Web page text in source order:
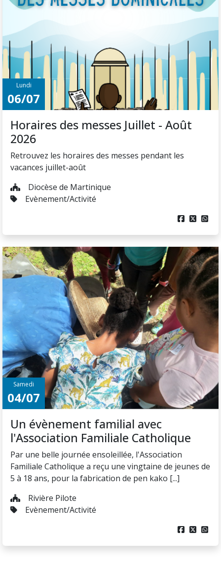
Lundi
06/07
Horaires des messes Juillet - Août
2026
Retrouvez les horaires des messes pendant les
vacances juillet-août
Diocèse de Martinique
Evènement/Activité
  
Samedi
04/07
Un évènement familial avec
l'Association Familiale Catholique
Par une belle journée ensoleillée, l'Association
Familiale Catholique a reçu une vingtaine de jeunes de
5 à 18 ans, pour la fabrication de pen kako [...]
Rivière Pilote
Evènement/Activité
  